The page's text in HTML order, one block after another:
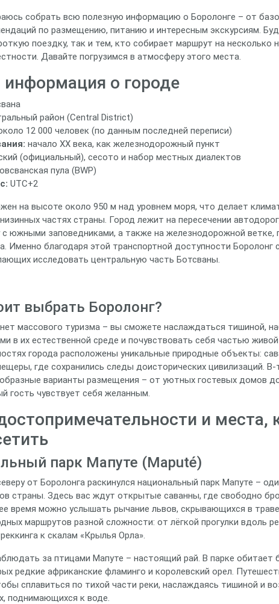
собрать всю полезную информацию о Боролонге – от
по размещению, питанию и интересным экскурсиям.
поездку, так и тем, кто собирает маршрут на несколько
Давайте погрузимся в атмосферу этого места.
информация о городе
район (Central District)
12 000 человек (по данным последней переписи)
начало XX века, как железнодорожный пункт
(официальный), сесото и набор местных диалектов
пула (BWP)
UTC+2
на высоте около 950 м над уровнем моря, что делает
частях страны. Город лежит на пересечении
с южными заповедниками, а также на железнодорожной ветке,
Именно благодаря этой транспортной доступности Боролонг
исследовать центральную часть Ботсваны.
выбрать Боролонг?
массового туризма – вы сможете наслаждаться тишиной,
в их естественной среде и почувствовать себя частью
города расположены уникальные природные объекты:
где сохранились следы доисторических цивилизаций. В-
варианты размещения – от уютных гостевых домов
гость чувствует себя желанным.
и места,
парк Мапуте (Maputé)
от Боролонга раскинулся национальный парк Мапуте –
страны. Здесь вас ждут открытые саванны, где свободно
время можно услышать рычание львов, скрывающихся в
маршрутов разной сложности: от лёгкой прогулки вдоль
к скалам «Крылья Орла».
за птицами Мапуте – настоящий рай. В парке обитает
редкие африканские фламинго и королевский орел.
сплавиться по тихой части реки, наслаждаясь тишиной и
поднимающихся к воде.